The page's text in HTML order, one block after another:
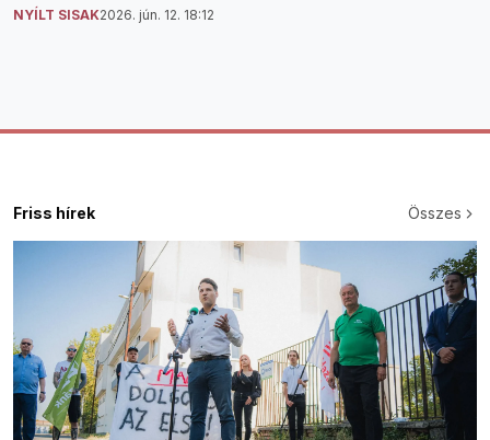
NYÍLT SISAK2026. jún. 12. 18:12
Friss hírek Összes